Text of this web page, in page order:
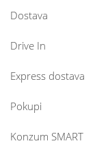
Dostava
Drive In
Express dostava
Pokupi
Konzum SMART